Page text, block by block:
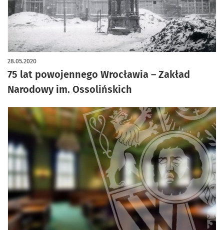
75 lat powojennego Wrocławia – Zakład
Narodowy im. Ossolińskich
28.05.2020